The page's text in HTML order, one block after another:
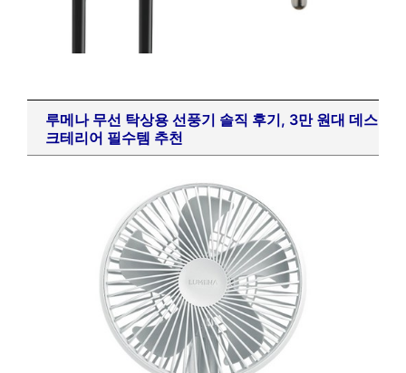
루메나 무선 탁상용 선풍기 솔직 후기, 3만 원대 데스
크테리어 필수템 추천